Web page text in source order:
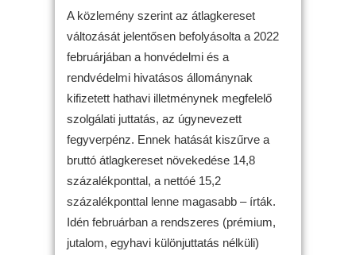
A közlemény szerint az átlagkereset
változását jelentősen befolyásolta a 2022
februárjában a honvédelmi és a
rendvédelmi hivatásos állománynak
kifizetett hathavi illetménynek megfelelő
szolgálati juttatás, az úgynevezett
fegyverpénz. Ennek hatását kiszűrve a
bruttó átlagkereset növekedése 14,8
százalékponttal, a nettóé 15,2
százalékponttal lenne magasabb – írták.
Idén februárban a rendszeres (prémium,
jutalom, egyhavi különjuttatás nélküli)